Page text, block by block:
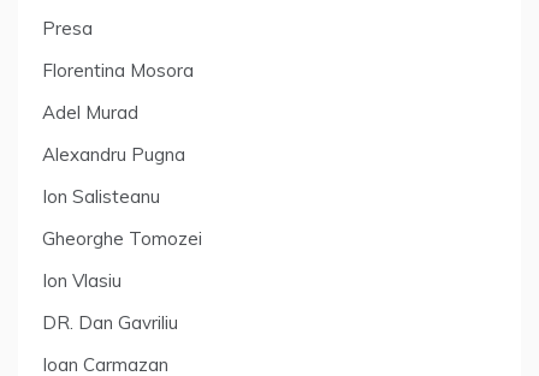
Presa
Florentina Mosora
Adel Murad
Alexandru Pugna
Ion Salisteanu
Gheorghe Tomozei
Ion Vlasiu
DR. Dan Gavriliu
Ioan Carmazan